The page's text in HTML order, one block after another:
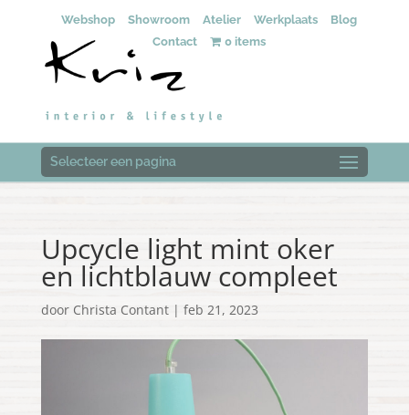
Webshop Showroom Atelier Werkplaats
Blog
Contact
0 items
Selecteer een pagina
Upcycle light mint oker
en lichtblauw compleet
door Christa Contant| feb 21, 2023